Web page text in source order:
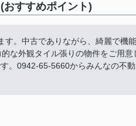
すすめポイント)
。中古でありながら、綺麗で機
な外観タイル張りの物件をご用
。0942-65-5660からみんなの不